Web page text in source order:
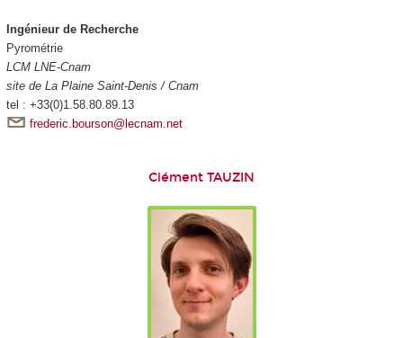
Ingénieur de Recherche
Pyrométrie
LCM LNE-Cnam
site de La Plaine Saint-Denis / Cnam
tel : +33(0)1.58.80.89.13
frederic.bourson@lecnam.net
Clément TAUZIN